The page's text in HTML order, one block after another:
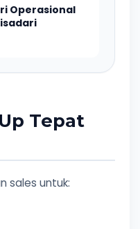
Operasional
Tepat
sales untuk: